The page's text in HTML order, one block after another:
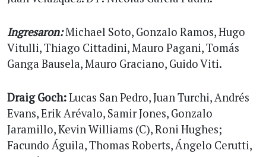
Ingresaron:Michael Soto, Gonzalo Ramos, Hugo
Vitulli, Thiago Cittadini, Mauro Pagani, Tomás
Ganga Bausela, Mauro Graciano, Guido Viti.
Draig Goch:Lucas San Pedro, Juan Turchi, Andrés
Evans, Erik Arévalo, Samir Jones, Gonzalo
Jaramillo, Kevin Williams (C), Roni Hughes;
Facundo Águila, Thomas Roberts, Ángelo Cerutti,